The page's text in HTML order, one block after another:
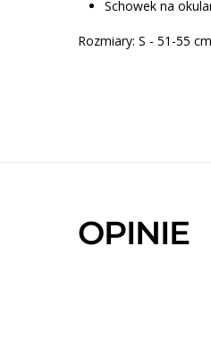
Schowek na
Rozmiary: S - 51-55
OPINIE